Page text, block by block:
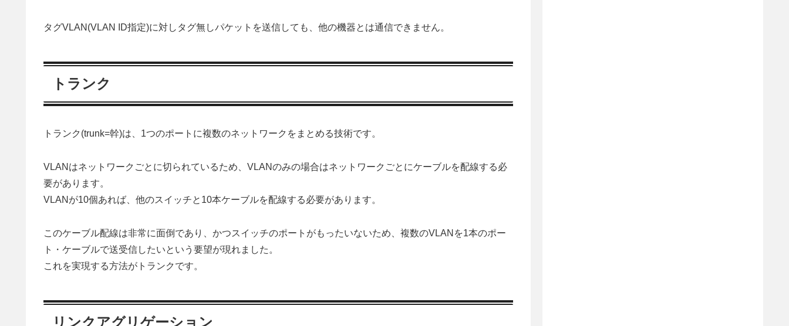
タグVLAN(VLAN ID指定)に対しタグ無しパケットを送信しても、他の機器とは通信できません。
トランク
トランク(trunk=幹)は、1つのポートに複数のネットワークをまとめる技術です。
VLANはネットワークごとに切られているため、VLANのみの場合はネットワークごとにケーブルを配線する必
要があります。
VLANが10個あれば、他のスイッチと10本ケーブルを配線する必要があります。
このケーブル配線は非常に面倒であり、かつスイッチのポートがもったいないため、複数のVLANを1本のポー
ト・ケーブルで送受信したいという要望が現れました。
これを実現する方法がトランクです。
リンクアグリゲーション